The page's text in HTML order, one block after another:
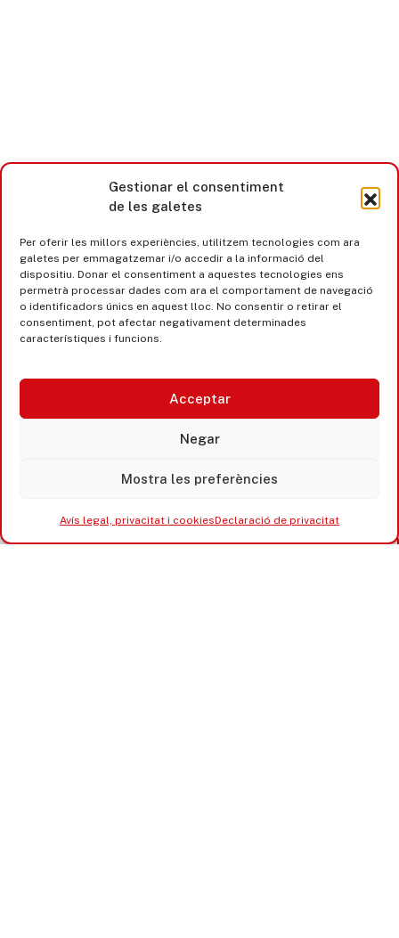
Gestionar el consentiment
de les galetes
Per oferir les millors experiències, utilitzem tecnologies com ara
galetes per emmagatzemar i/o accedir a la informació del
dispositiu. Donar el consentiment a aquestes tecnologies ens
permetrà processar dades com ara el comportament de navegació
o identificadors únics en aquest lloc. No consentir o retirar el
consentiment, pot afectar negativament determinades
característiques i funcions.
Acceptar
Negar
Mostra les preferències
Avís legal, privacitat i cookiesDeclaració de privacitat